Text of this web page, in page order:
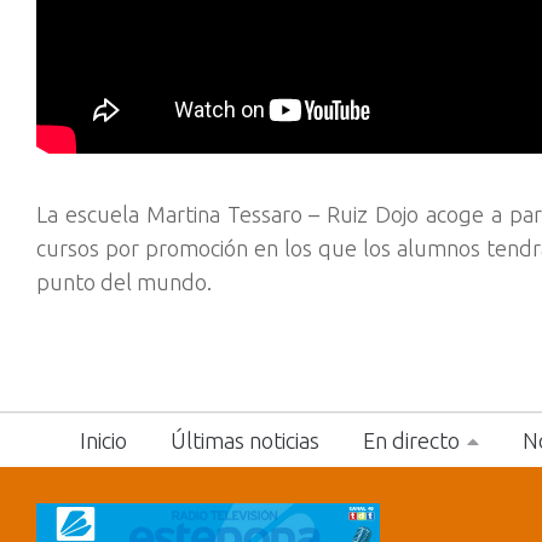
La escuela Martina Tessaro – Ruiz Dojo acoge a
cursos por promoción en los que los alumnos
punto del mundo.
Inicio Últimas noticias En directo